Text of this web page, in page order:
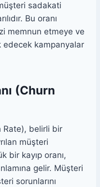
sadakati
Bu oranı
memnun etmeye ve
edecek kampanyalar
(Churn
Rate), belirli bir
müşteri
bir kayıp oranı,
gelir. Müşteri
sorunlarını